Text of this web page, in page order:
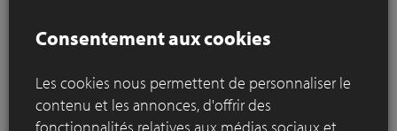
Consentement aux cookies
Les cookies nous permettent de personnaliser le
contenu et les annonces, d'offrir des
fonctionnalités relatives aux médias sociaux et